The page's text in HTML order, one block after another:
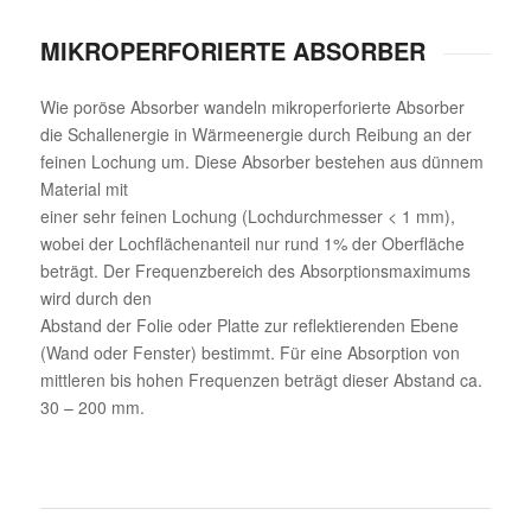
MIKROPERFORIERTE ABSORBER
Wie poröse Absorber wandeln mikroperforierte Absorber
die Schallenergie in Wärmeenergie durch Reibung an der
feinen Lochung um. Diese Absorber bestehen aus dünnem
Material mit
einer sehr feinen Lochung (Lochdurchmesser < 1 mm),
wobei der Lochflächenanteil nur rund 1% der Oberfläche
beträgt. Der Frequenzbereich des Absorptionsmaximums
wird durch den
Abstand der Folie oder Platte zur reflektierenden Ebene
(Wand oder Fenster) bestimmt. Für eine Absorption von
mittleren bis hohen Frequenzen beträgt dieser Abstand ca.
30 – 200 mm.